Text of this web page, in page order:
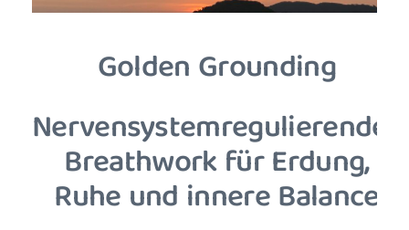
Golden Grounding
Nervensystemregulierendes
Breathwork für Erdung,
Ruhe und innere Balance